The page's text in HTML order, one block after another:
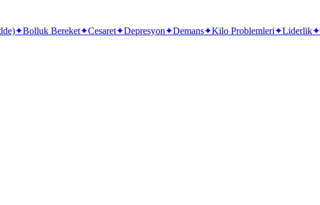
✦Bolluk Bereket✦Cesaret✦Depresyon✦Demans✦Kilo Problemleri✦Liderlik✦